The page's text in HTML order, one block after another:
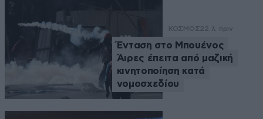
ΚΟΣΜΟΣ22 λ. πριν
Ένταση στο Μπουένος
Άιρες έπειτα από μαζική
κινητοποίηση κατά
νομοσχεδίου